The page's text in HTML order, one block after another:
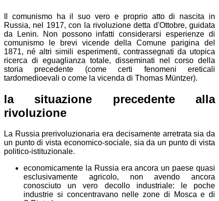
Il comunismo ha il suo vero e proprio atto di nascita in
Russia, nel 1917, con la rivoluzione detta d'Ottobre, guidata
da Lenin. Non possono infatti considerarsi esperienze di
comunismo le brevi vicende della Comune parigina del
1871, né altri simili esperimenti, contrassegnati da utopica
ricerca di eguaglianza totale, disseminati nel corso della
storia precedente (come certi fenomeni ereticali
tardomedioevali o come la vicenda di Thomas Müntzer).
la situazione precedente alla
rivoluzione
La Russia prerivoluzionaria era decisamente arretrata sia da
un punto di vista economico-sociale, sia da un punto di vista
politico-istituzionale.
economicamente la Russia era ancora un paese quasi
esclusivamente agricolo, non avendo ancora
conosciuto un vero decollo industriale: le poche
industrie si concentravano nelle zone di Mosca e di